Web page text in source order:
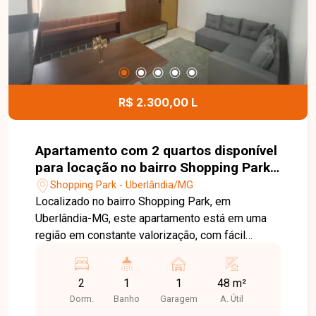
localização privilegiada, tornando este imóvel
uma excelente opção tanto para morar quanto
para investir. Agende uma visita e venha conhecer
todos os detalhes deste apartamento no
Residencial Torres Mansour.
R$ 2.300,00 L
Apartamento com 2 quartos disponível
para locação no bairro Shopping Park
em Uberlândia-MG
Shopping Park - Uberlândia/MG
Localizado no bairro Shopping Park, em
Uberlândia-MG, este apartamento está em uma
região em constante valorização, com fácil
próximo ao Uberlândia Shopping, Faculdade Unitri
e Parque UNA. Além disso, conta com
supermercados, farmácias, comércios e diversos
2
Dorm.
1
Banho
1
Garagem
48 m²
A. Útil